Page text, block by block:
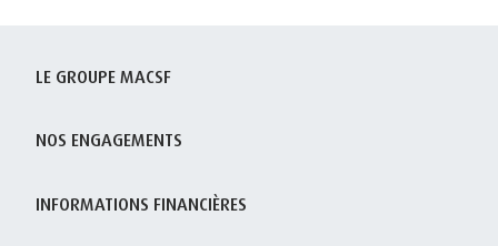
LE GROUPE MACSF
NOS ENGAGEMENTS
INFORMATIONS FINANCIÈRES